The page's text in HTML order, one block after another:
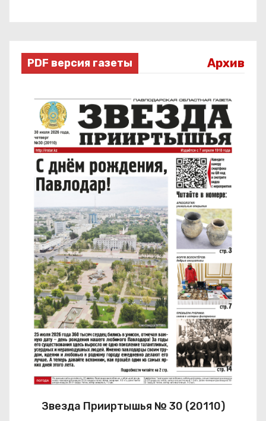
PDF версия газеты Архив
Звезда Прииртышья № 30 (20110)